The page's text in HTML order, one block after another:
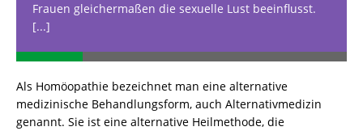
Frauen gleichermaßen die sexuelle Lust beeinflusst.
[...]
Als Homöopathie bezeichnet man eine alternative
medizinische Behandlungsform, auch Alternativmedizin
genannt. Sie ist eine alternative Heilmethode, die